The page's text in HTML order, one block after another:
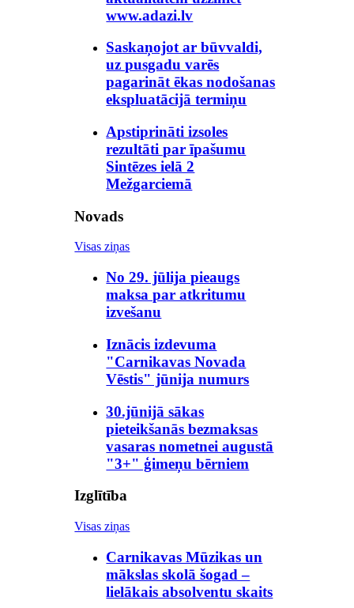
www.adazi.lv
Saskaņojot ar būvvaldi,
uz pusgadu varēs
pagarināt ēkas nodošanas
ekspluatācijā termiņu
Apstiprināti izsoles
rezultāti par īpašumu
Sintēzes ielā 2
Mežgarciemā
Novads
Visas ziņas
No 29. jūlija pieaugs
maksa par atkritumu
izvešanu
Iznācis izdevuma
"Carnikavas Novada
Vēstis" jūnija numurs
30.jūnijā sākas
pieteikšanās bezmaksas
vasaras nometnei augustā
"3+" ģimeņu bērniem
Izglītība
Visas ziņas
Carnikavas Mūzikas un
mākslas skolā šogad –
lielākais absolventu skaits